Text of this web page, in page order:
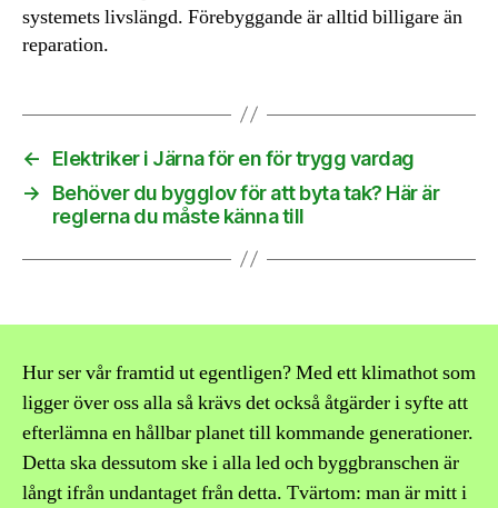
systemets livslängd. Förebyggande är alltid billigare än
reparation.
←
Elektriker i Järna för en för trygg vardag
→
Behöver du bygglov för att byta tak? Här är
reglerna du måste känna till
Hur ser vår framtid ut egentligen? Med ett klimathot som
ligger över oss alla så krävs det också åtgärder i syfte att
efterlämna en hållbar planet till kommande generationer.
Detta ska dessutom ske i alla led och byggbranschen är
långt ifrån undantaget från detta. Tvärtom: man är mitt i